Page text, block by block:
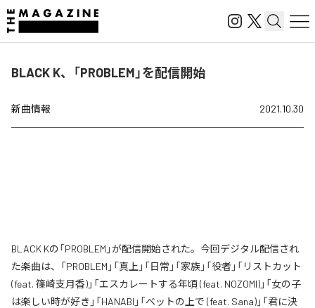
BLACK K、「PROBLEM」を配信開始
新曲情報 2021.10.30
BLACK Kの「PROBLEM」が配信開始された。今回デジタル配信され
た楽曲は、「PROBLEM」「真上」「日常」「家族」「役者」「リストカット
(feat. 篠崎支月香)」「エスカレートする年頃 (feat. NOZOMI)」「女の子
は楽しい時が好き」「HANABI」「ベットの上で (feat. Sana)」「君に決